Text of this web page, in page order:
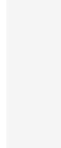
Benjamin Massié